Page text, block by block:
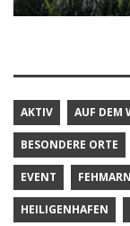
AKTIV AUF DEM
BESONDERE ORTE
EVENT FEHMARN
HEILIGENHAFEN